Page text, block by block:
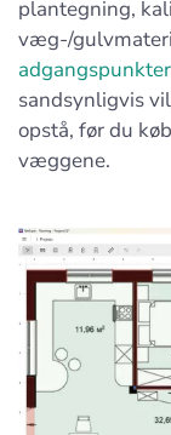
plantegning,
væg-/
adgangspunkter
sandsynligvis
opstå, før du
væggene.